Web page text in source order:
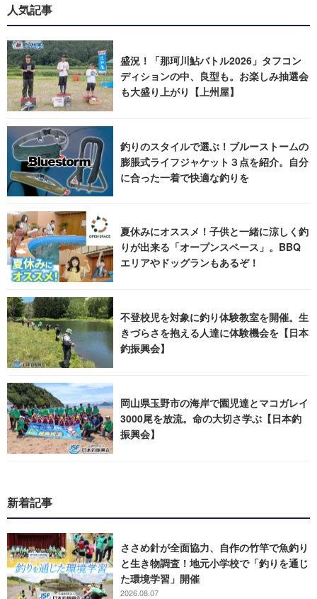
人気記事
盛況！「那珂川鮎バトル2026」タフコン
ディションの中、良型も。お楽しみ抽選会
も大盛り上がり【上州屋】
釣りのスタイルで選ぶ！ブルーストームの
膨脹式ライフジャケット３点を紹介。自分
に合った一着で快適な釣りを
夏休みにオススメ！子供と一緒に涼しく釣
りが出来る「オープンスペース」。BBQ
エリアやドッグランもあるぞ！
不登校児を対象に釣り体験教室を開催。生
きづらさを抱える人達に体験機会を【日本
釣振興会】
岡山県玉野市の海岸で園児達とマコガレイ
3000尾を放流。命の大切さ学ぶ【日本釣
振興会】
新着記事
ささめ針が全面協力、自作の竹竿で魚釣り
と生き物調査！地元小学校で「釣りを通じ
た環境学習」開催
2026.08.07